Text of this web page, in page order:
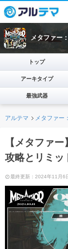
メタファー
トップ
アーキタイプ
最強武器
アルテマ メタファー
【メタファ
攻略とリミッ
最終更新：2024年11月6